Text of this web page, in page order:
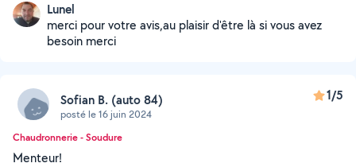
Lunel
merci pour votre avis,au plaisir d'être là si vous avez
besoin merci
Sofian B. (auto 84)
posté le 16 juin 2024
1/5
Chaudronnerie - Soudure
Menteur!